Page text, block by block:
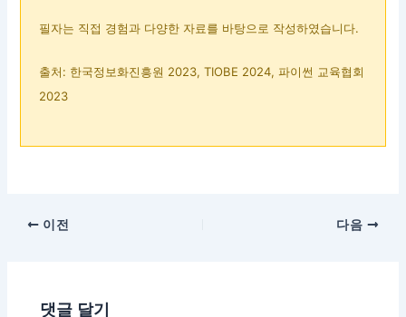
필자는 직접 경험과 다양한 자료를 바탕으로 작성하였습니다.
출처: 한국정보화진흥원 2023, TIOBE 2024, 파이썬 교육협회
2023
이전 다음
댓글 달기